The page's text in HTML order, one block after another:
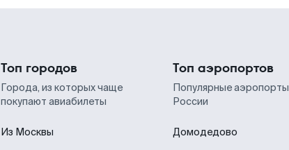
Топ городов
Города, из которых чаще
покупают авиабилеты
Из Москвы
Топ аэропортов
Популярные аэропорты
России
Домодедово